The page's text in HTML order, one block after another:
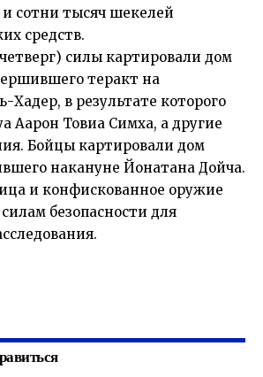
сотни тысяч шекелей
средств.
силы картировали дом
теракт на
Хадер, в результате которого
Аарон Товиа Симха, а другие
Бойцы картировали дом
накануне Йонатана Дойча.
и конфискованное оружие
безопасности для